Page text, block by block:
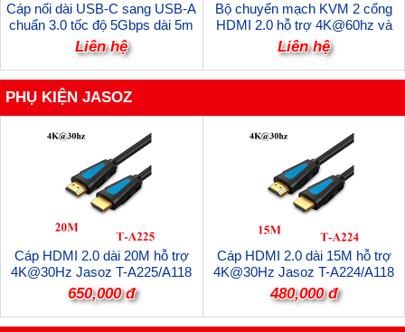
Cáp nối dài USB-C sang USB-A
chuẩn 3.0 tốc độ 5Gbps dài 5m
Unitek U304AGY cao cấp
Liên hệ
Bộ chuyển mạch KVM 2 cổng
HDMI 2.0 hỗ trợ 4K@60hz và
USB 3.0 tốc độ 5Gbps Unitek
V1309AGY01-EU cao cấp
Liên hệ
PHỤ KIỆN JASOZ
Cáp HDMI 2.0 dài 20M hỗ trợ
4K@30Hz Jasoz T-A225/A118
cao cấp
650,000 đ
Cáp HDMI 2.0 dài 15M hỗ trợ
4K@30Hz Jasoz T-A224/A118
cao cấp
480,000 đ